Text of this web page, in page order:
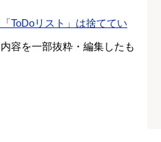
「ToDoリスト」は捨ててい
容を一部抜粋・編集したも